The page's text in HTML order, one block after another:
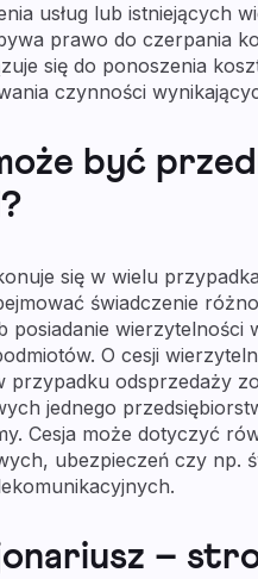
usług lub istniejących
prawo do czerpania
się do ponoszenia
czynności
być
się w wielu
świadczenie
posiadanie wierzytelności
O cesji
przypadku odsprzedaży
jednego
Cesja może dotyczyć
ubezpieczeń czy np.
–